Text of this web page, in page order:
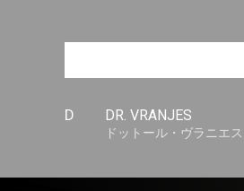
D DR. VRANJES
ドットール・ヴラニエス